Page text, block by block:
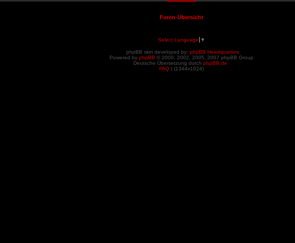
Foren-Übersicht
Select Language ▼
phpBB skin developed by: phpBB Headquarters
Powered by phpBB © 2000, 2002, 2005, 2007 phpBB Group
Deutsche Übersetzung durch phpBB.de
FAQ | (1344x1024)